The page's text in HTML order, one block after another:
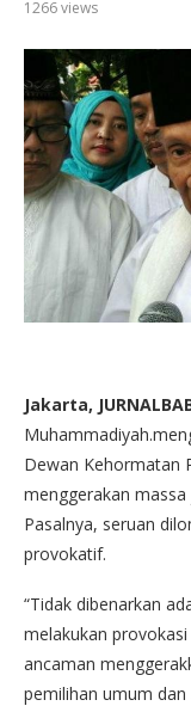
1266views
Jakarta,
Dewan Kehormatan
menggerakan
Pasalnya, seruan
provokatif.
“Tidak dibenarkan
melakukan
ancaman
pemilihan umum